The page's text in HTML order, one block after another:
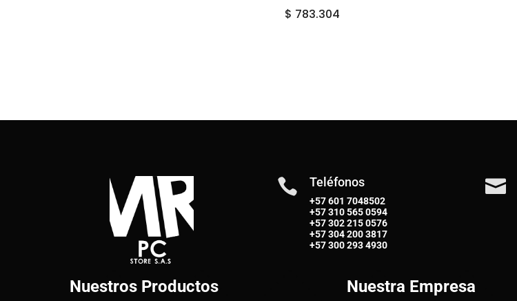
$ 783.304
 Teléfonos
+57 601 7048502
+57310 565 0594
+57302 215 0576
+57304 200 3817
+57300 293 4930

Nuestros Productos Nuestra Empresa